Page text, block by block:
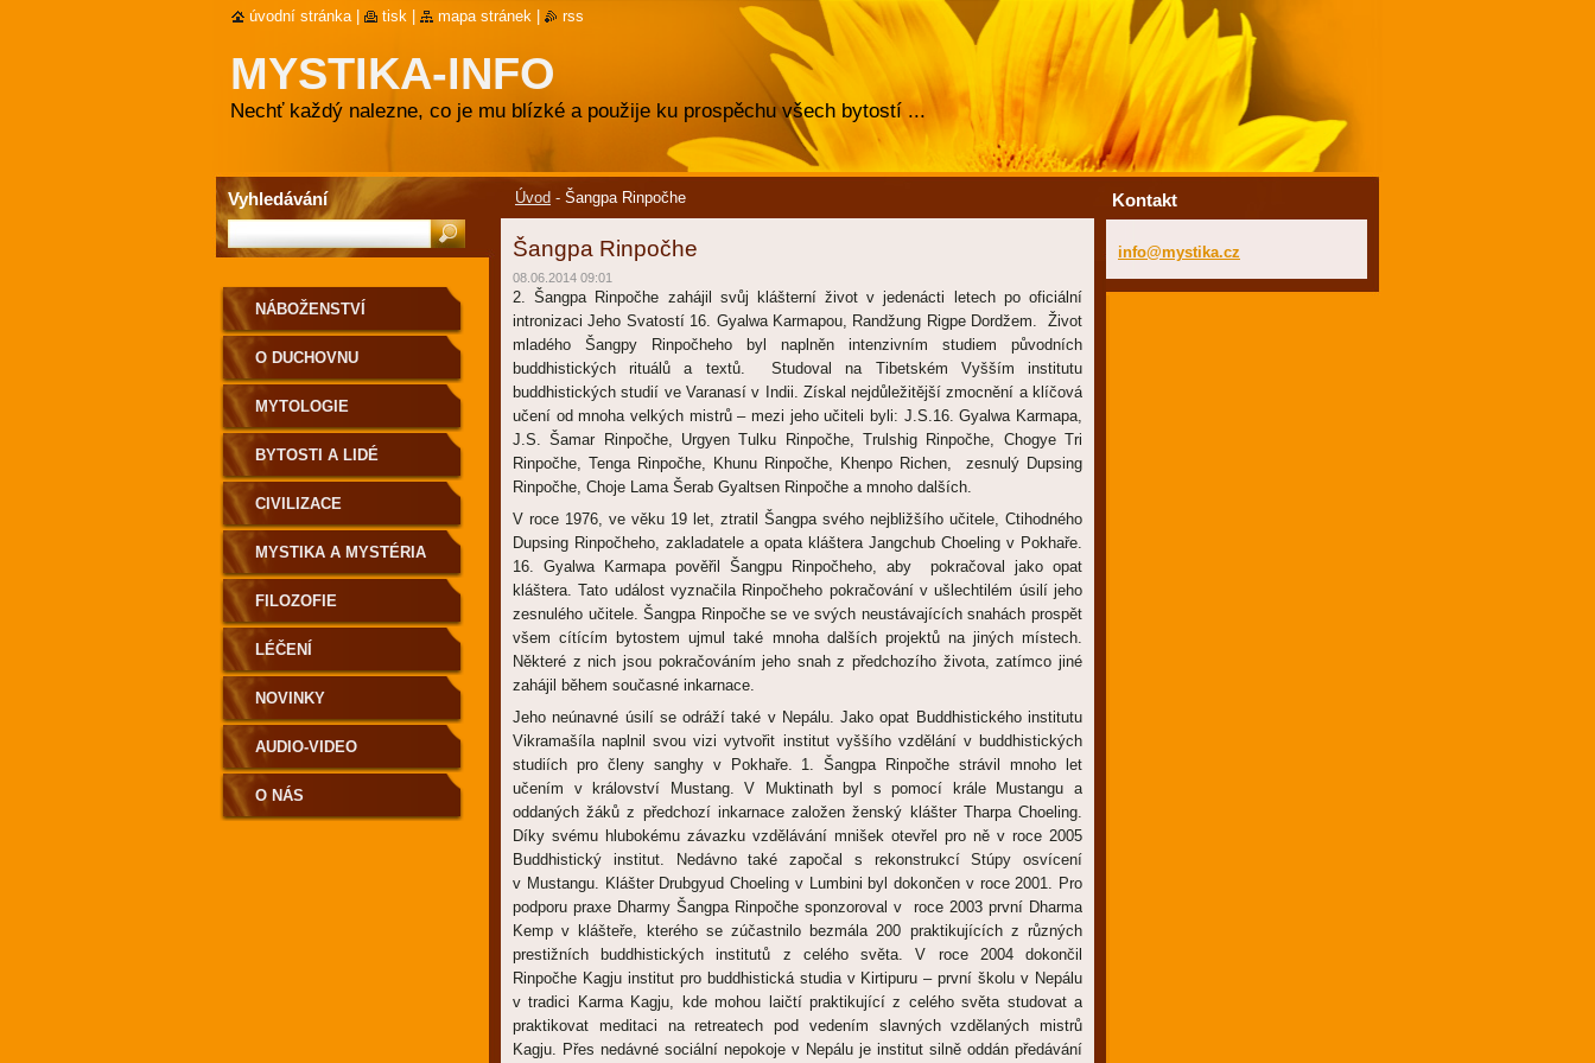
MYSTIKA-INFO
Nechť každý nalezne, co je mu blízké a použije ku prospěchu všech bytostí ...
Úvod - Šangpa Rinpočhe
Šangpa Rinpočhe
08.06.2014 09:01
2. Šangpa Rinpočhe zahájil svůj klášterní život v jedenácti letech po oficiální
intronizaci Jeho Svatostí 16. Gyalwa Karmapou, Randžung Rigpe Dordžem. Život
mladého Šangpy Rinpočheho byl naplněn intenzivním studiem původních
buddhistických rituálů a textů. Studoval na Tibetském Vyšším institutu
buddhistických studií ve Varanasí v Indii. Získal nejdůležitější zmocnění a klíčová
učení od mnoha velkých mistrů – mezi jeho učiteli byli: J.S.16. Gyalwa Karmapa,
J.S. Šamar Rinpočhe, Urgyen Tulku Rinpočhe, Trulshig Rinpočhe, Chogye Tri
Rinpočhe, Tenga Rinpočhe, Khunu Rinpočhe, Khenpo Richen, zesnulý Dupsing
Rinpočhe, Choje Lama Šerab Gyaltsen Rinpočhe a mnoho dalších.
V roce 1976, ve věku 19 let, ztratil Šangpa svého nejbližšího učitele, Ctihodného
Dupsing Rinpočheho, zakladatele a opata kláštera Jangchub Choeling v Pokhaře.
16. Gyalwa Karmapa pověřil Šangpu Rinpočheho, aby pokračoval jako opat
kláštera. Tato událost vyznačila Rinpočheho pokračování v ušlechtilém úsilí jeho
zesnulého učitele. Šangpa Rinpočhe se ve svých neustávajících snahách prospět
všem cítícím bytostem ujmul také mnoha dalších projektů na jiných místech.
Některé z nich jsou pokračováním jeho snah z předchozího života, zatímco jiné
zahájil během současné inkarnace.
Jeho neúnavné úsilí se odráží také v Nepálu. Jako opat Buddhistického institutu
Vikramašíla naplnil svou vizi vytvořit institut vyššího vzdělání v buddhistických
studiích pro členy sanghy v Pokhaře. 1. Šangpa Rinpočhe strávil mnoho let
učením v království Mustang. V Muktinath byl s pomocí krále Mustangu a
oddaných žáků z předchozí inkarnace založen ženský klášter Tharpa Choeling.
Díky svému hlubokému závazku vzdělávání mnišek otevřel pro ně v roce 2005
Buddhistický institut. Nedávno také započal s rekonstrukcí Stúpy osvícení
v Mustangu. Klášter Drubgyud Choeling v Lumbini byl dokončen v roce 2001. Pro
podporu praxe Dharmy Šangpa Rinpočhe sponzoroval v roce 2003 první Dharma
Kemp v klášteře, kterého se zúčastnilo bezmála 200 praktikujících z různých
prestižních buddhistických institutů z celého světa. V roce 2004 dokončil
Rinpočhe Kagju institut pro buddhistická studia v Kirtipuru – první školu v Nepálu
v tradici Karma Kagju, kde mohou laičtí praktikující z celého světa studovat a
praktikovat meditaci na retreatech pod vedením slavných vzdělaných mistrů
Kagju. Přes nedávné sociální nepokoje v Nepálu je institut silně oddán předávání
NÁBOŽENSTVÍ
O DUCHOVNU
MYTOLOGIE
BYTOSTI A LIDÉ
CIVILIZACE
MYSTIKA A MYSTÉRIA
FILOZOFIE
LÉČENÍ
NOVINKY
AUDIO-VIDEO
O NÁS
Kontakt
info@mystika.cz
Vyhledávání
úvodní stránka tisk mapa stránek rss